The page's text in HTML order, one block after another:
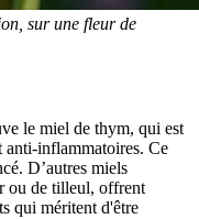
sur une fleur de
le miel de thym, qui est
anti-inflammatoires. Ce
D’autres miels
ou de tilleul, offrent
qui méritent d'être